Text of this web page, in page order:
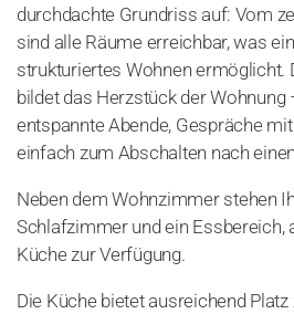
durchdachte Grundriss auf: Vom
sind alle Räume erreichbar, was
strukturiertes Wohnen ermöglicht.
bildet das Herzstück der Wohnung
entspannte Abende, Gespräche
einfach zum Abschalten nach
Neben dem Wohnzimmer stehen
Schlafzimmer und ein Essbereich,
Küche zur Verfügung.
Die Küche bietet ausreichend